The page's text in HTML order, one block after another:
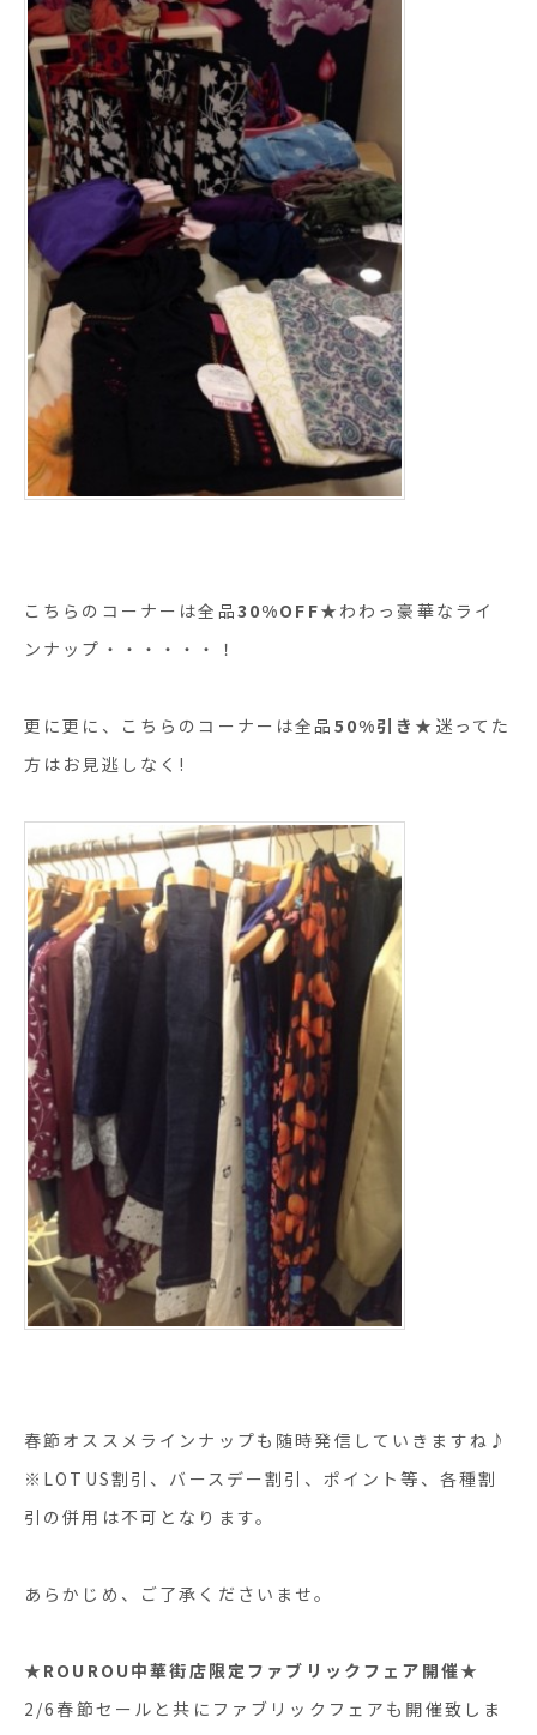
こちらのコーナーは全品30%OFF★わわっ豪華なライ
ンナップ・・・・・・！
更に更に、こちらのコーナーは全品 50%引き ★迷ってた
方はお見逃しなく!
春節オススメラインナップも随時発信していきますね♪
※LOTUS割引、バースデー割引、ポイント等、各種割
引の併用は不可となります。
あらかじめ、ご了承くださいませ。
★ROUROU中華街店限定ファブリックフェア開催★
2/6春節セールと共にファブリックフェアも開催致しま